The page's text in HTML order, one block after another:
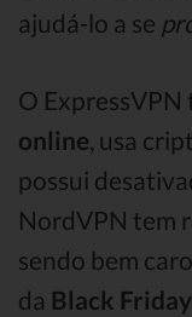
ajudá-lo a se
O ExpressVPN
online, usa
possui
NordVPN tem
sendo bem
da Black